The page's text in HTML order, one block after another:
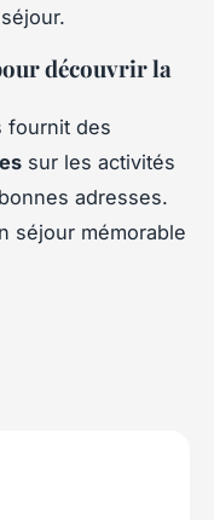
découvrir la
fournit des
sur les activités
adresses.
séjour mémorable